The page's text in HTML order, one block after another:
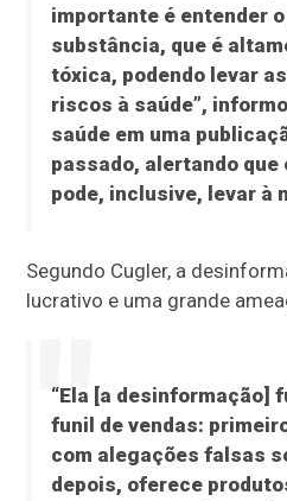
importante é entender
substância, que é
tóxica, podendo levar
riscos à saúde”,
saúde em uma
passado, alertando
pode, inclusive, levar à
Segundo Cugler, a
lucrativo e uma grande
“Ela [a desinformação]
funil de vendas:
com alegações falsas
depois, oferece